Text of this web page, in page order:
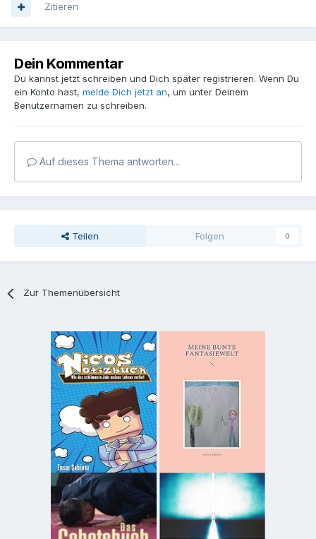
Zitieren
Dein Kommentar
Du kannst jetzt schreiben und Dich später registrieren. Wenn Du
ein Konto hast, melde Dich jetzt an, um unter Deinem
Benutzernamen zu schreiben.
Auf dieses Thema antworten...
Teilen Folgen 0
Zur Themenübersicht